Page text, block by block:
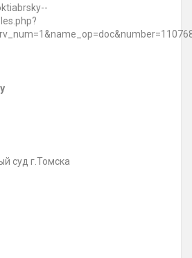
суд г.Томска